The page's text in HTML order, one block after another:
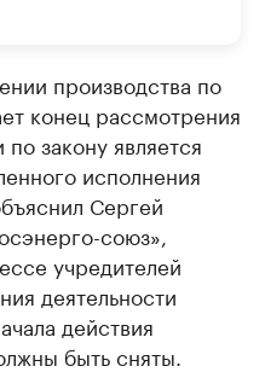
производства по
конец рассмотрения
закону является
исполнения
Сергей
союз»,
учредителей
деятельности
действия
быть сняты.